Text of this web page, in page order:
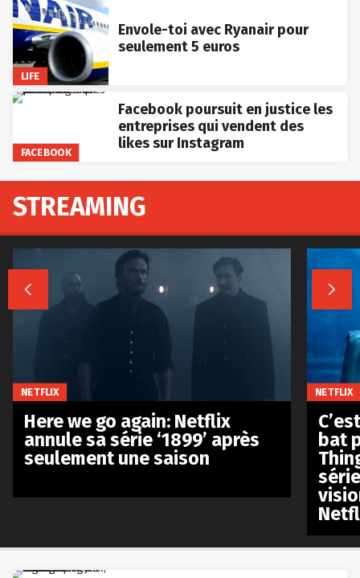
LIFE
Envole-toi avec Ryanair pour
seulement 5 euros
FACEBOOK
Facebook poursuit en justice les
entreprises qui vendent des
likes sur Instagram
STREAMING
 
NETFLIX
Here we go again: Netflix
annule sa série ‘1899’ après
seulement une saison
NETFLIX
bat